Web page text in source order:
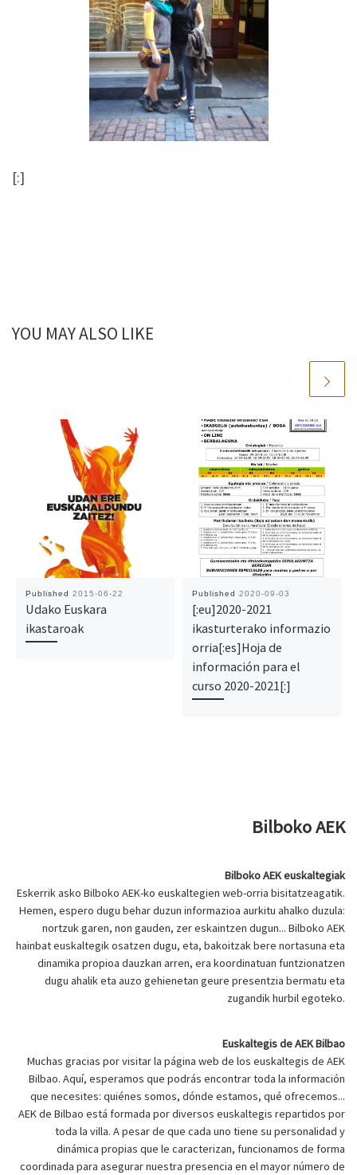
[:]
YOU MAY ALSO LIKE
Published 2015-06-22
Udako Euskara
ikastaroak
Published 2020-09-03
[:eu]2020-2021
ikasturterako informazio
orria[:es]Hoja de
información para el
curso 2020-2021[:]
Bilboko AEK
Bilboko AEK euskaltegiak
Eskerrik asko Bilboko AEK-ko euskaltegien web-orria bisitatzeagatik.
Hemen, espero dugu behar duzun informazioa aurkitu ahalko duzula:
nortzuk garen, non gauden, zer eskaintzen dugun... Bilboko AEK
hainbat euskaltegik osatzen dugu, eta, bakoitzak bere nortasuna eta
dinamika propioa dauzkan arren, era koordinatuan funtzionatzen
dugu ahalik eta auzo gehienetan geure presentzia bermatu eta
zugandik hurbil egoteko.
Euskaltegis de AEK Bilbao
Muchas gracias por visitar la página web de los euskaltegis de AEK
Bilbao. Aquí, esperamos que podrás encontrar toda la información
que necesites: quiénes somos, dónde estamos, qué ofrecemos...
AEK de Bilbao está formada por diversos euskaltegis repartidos por
toda la villa. A pesar de que cada uno tiene su personalidad y
dinámica propias que le caracterizan, funcionamos de forma
coordinada para asegurar nuestra presencia en el mayor número de